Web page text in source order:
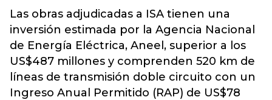
Las obras adjudicadas a ISA tienen una
inversión estimada por la Agencia Nacional
de Energía Eléctrica, Aneel, superior a los
US$487 millones y comprenden 520 km de
líneas de transmisión doble circuito con un
Ingreso Anual Permitido (RAP) de US$78